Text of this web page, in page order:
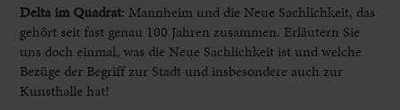
Delta im Quadrat:Mannheim und die Neue Sachlichkeit, das
gehört seit fast genau 100 Jahren zusammen. Erläutern Sie
uns doch einmal, was die Neue Sachlichkeit ist und welche
Bezüge der Begriff zur Stadt und insbesondere auch zur
Kunsthalle hat!